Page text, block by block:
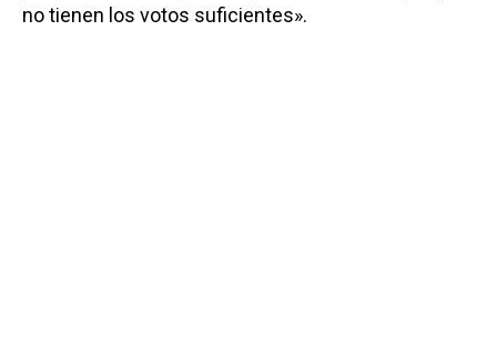
no tienen los votos suficientes».